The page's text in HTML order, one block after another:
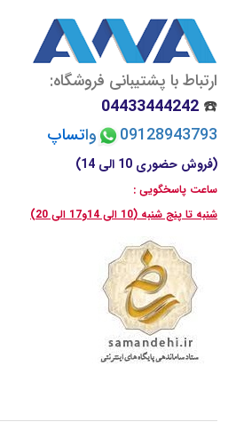
ارتباط با پشتیبانی فروشگاه:
☎️
04433444242
09128943793
واتساپ
(فروش حضوری 10 الی 14)
ساعت پاسخگویی :
شنبه تا پنج شنبه (10 الی 14و17 الی 20)